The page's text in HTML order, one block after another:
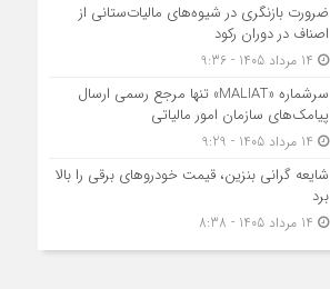
ضرورت بازنگری در شیوه‌های مالیات‌ستانی از
اصناف در دوران رکود
سرشماره «MALIAT» تنها مرجع رسمی ارسال
پیامک‌های سازمان امور مالیاتی
شایعه گرانی بنزین، قیمت خودروهای برقی را بالا
برد